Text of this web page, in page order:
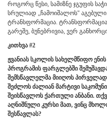
როგორც წესი, სამიზნე ჯგუფის
სრულიად „ჩამოიშალოს"
ტრანსფორმაცია.
გარეშე, ბუნებრივია, ვერ
კითხვა #2
ჟვანიას სკოლისსახელმწიფო ენის
პროგრამის ფარგლებში
შემსწავლელმა მიიღოს
შეძლოს ძალიან მარტივი
შეისწავლოს ქართული ანბანი.
აღნიშნული კურსი მათ, ვინც
შესწავლას?